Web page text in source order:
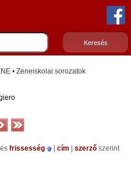
• Zeneiskolai sorozatok
frissesség cím szerző szerint